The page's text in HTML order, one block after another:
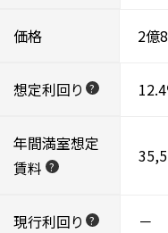
価格 2億
想定利回り ?
年間満室想定
賃料 ?
現行利回り ? －